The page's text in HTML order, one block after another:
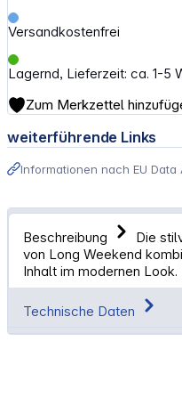
Versandkostenfrei
Lagernd, Lieferzeit: ca. 1-5
Zum Merkzettel
weiterführende Links
Informationen nach EU Data
Beschreibung
Die
von Long Weekend
Inhalt im modernen
Technische Daten